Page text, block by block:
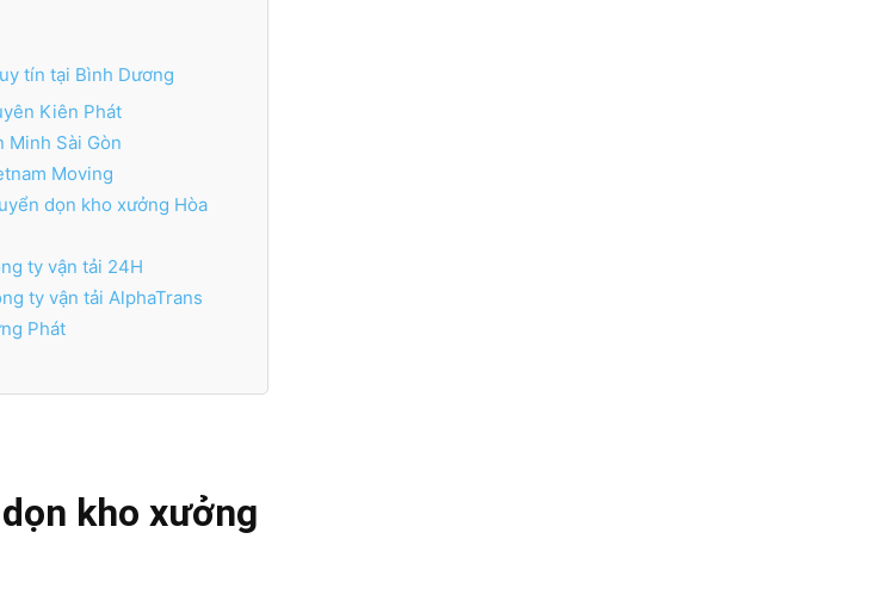
tín tại Bình Dương
Kiên Phát
Minh Sài Gòn
Moving
dọn kho xưởng Hòa
ty vận tải 24H
ty vận tải AlphaTrans
Phát
kho xưởng